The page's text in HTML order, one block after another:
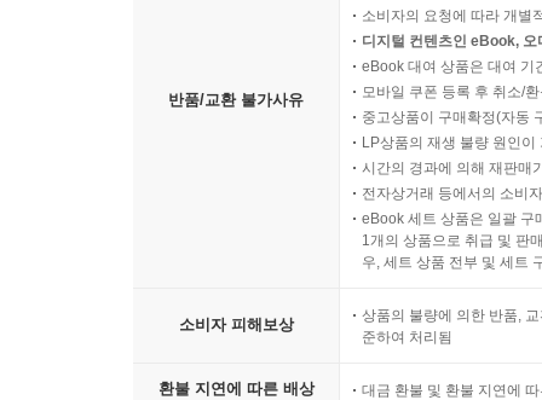
반품/교환 불가사유
소비자의 요청에 따라 개별
디지털 컨텐츠인 eBook,
eBook 대여 상품은 대여 기
모바일 쿠폰 등록 후 취소/
중고상품이 구매확정(자동
LP상품의 재생 불량 원인
시간의 경과에 의해 재판매
전자상거래 등에서의 소비
eBook 세트 상품은 일괄 구
1개의 상품으로 취급 및 판
우, 세트 상품 전부 및 세트
소비자 피해보상
상품의 불량에 의한 반품,
준하여 처리됨
환불 지연에 따른 배상 대금 환불 및 환불 지연에